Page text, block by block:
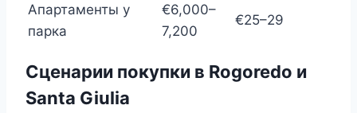
Апартаменты у
парка
€6,000–
7,200
€25–29
Сценарии покупки в Rogoredo и
Santa Giulia